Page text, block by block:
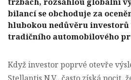
bilancí se obchoduje za
hlubokou nedůvěru investorů
tradičního automobilového
Když investor poprvé otevře